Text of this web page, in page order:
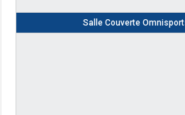
Salle Couverte